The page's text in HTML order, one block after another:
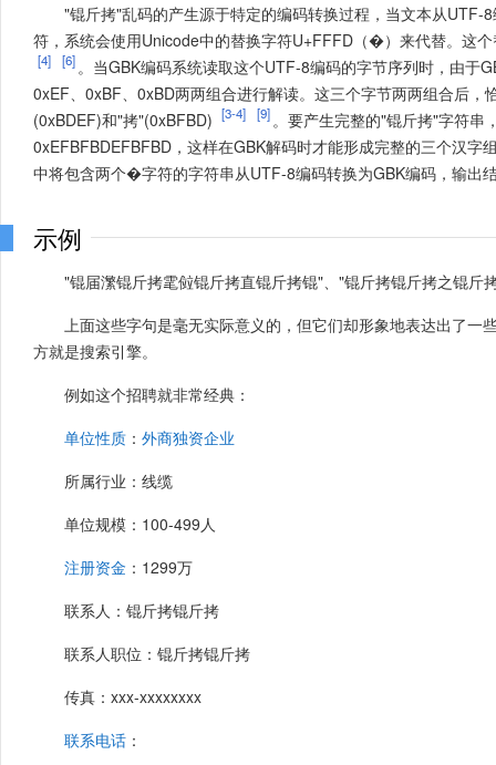
"锟斤拷"乱码的产生源于特定的编码转换过程，当文本从UTF-
符，系统会使用Unicode中的替换字符U+FFFD（�）来代替。这
[4] [6] 。当GBK编码系统读取这个UTF-8编码的字节序列时，由于
0xEF、0xBF、0xBD两两组合进行解读。这三个字节两两组合后，
(0xBDEF)和"拷"(0xBFBD) [3-4] [9] 。要产生完整的"锟斤拷"字符
0xEFBFBDEFBFBD，这样在GBK解码时才能形成完整的三个汉字
中将包含两个�字符的字符串从UTF-8编码转换为GBK编码，输出
示例
"锟届瀿锟斤拷雮傡锟斤拷直锟斤拷锟"、"锟斤拷锟斤拷之锟
上面这些字句是毫无实际意义的，但它们却形象地表达出了
方就是搜索引擎。
例如这个招聘就非常经典：
单位性质 ： 外商独资企业
所属行业：线缆
单位规模：100-499人
注册资金 ：1299万
联系人：锟斤拷锟斤拷
联系人职位：锟斤拷锟斤拷
传真：xxx-xxxxxxxx
联系电话 ：